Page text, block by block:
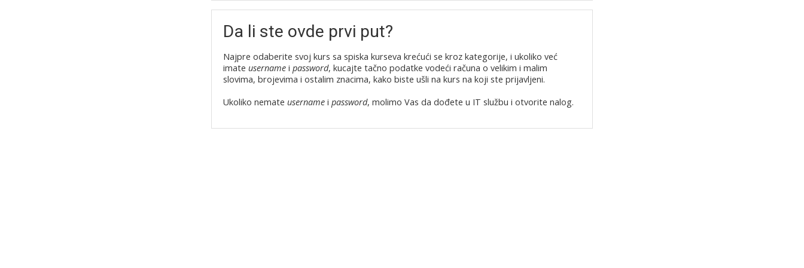
Da li ste ovde prvi put?
Najpre odaberite svoj kurs sa spiska kurseva krećući se kroz kategorije, i ukoliko već
imate username i password, kucajte tačno podatke vodeći računa o velikim i malim
slovima, brojevima i ostalim znacima, kako biste ušli na kurs na koji ste prijavljeni.
Ukoliko nemate username i password, molimo Vas da dođete u IT službu i otvorite nalog.